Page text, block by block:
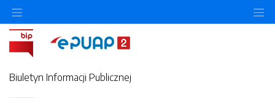
Biuletyn Informacji Publicznej